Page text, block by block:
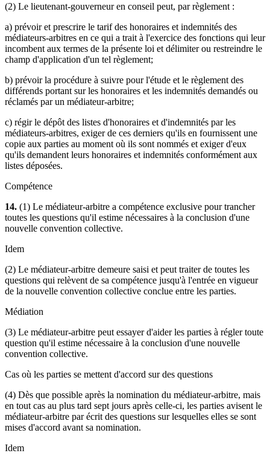
(2) Le lieutenant-gouverneur en conseil peut, par règlement :
a) prévoir et prescrire le tarif des honoraires et indemnités des
médiateurs-arbitres en ce qui a trait à l'exercice des fonctions qui leur
incombent aux termes de la présente loi et délimiter ou restreindre le
champ d'application d'un tel règlement;
b) prévoir la procédure à suivre pour l'étude et le règlement des
différends portant sur les honoraires et les indemnités demandés ou
réclamés par un médiateur-arbitre;
c) régir le dépôt des listes d'honoraires et d'indemnités par les
médiateurs-arbitres, exiger de ces derniers qu'ils en fournissent une
copie aux parties au moment où ils sont nommés et exiger d'eux
qu'ils demandent leurs honoraires et indemnités conformément aux
listes déposées.
Compétence
14. (1) Le médiateur-arbitre a compétence exclusive pour trancher
toutes les questions qu'il estime nécessaires à la conclusion d'une
nouvelle convention collective.
Idem
(2) Le médiateur-arbitre demeure saisi et peut traiter de toutes les
questions qui relèvent de sa compétence jusqu'à l'entrée en vigueur
de la nouvelle convention collective conclue entre les parties.
Médiation
(3) Le médiateur-arbitre peut essayer d'aider les parties à régler toute
question qu'il estime nécessaire à la conclusion d'une nouvelle
convention collective.
Cas où les parties se mettent d'accord sur des questions
(4) Dès que possible après la nomination du médiateur-arbitre, mais
en tout cas au plus tard sept jours après celle-ci, les parties avisent le
médiateur-arbitre par écrit des questions sur lesquelles elles se sont
mises d'accord avant sa nomination.
Idem